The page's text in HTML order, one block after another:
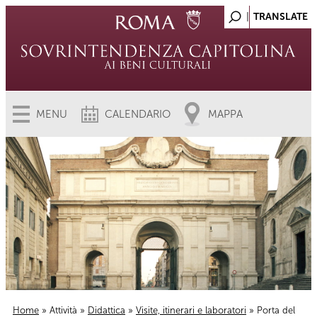
MENU CALENDARIO MAPPA
Home » Attività » Didattica » Visite, itinerari e laboratori » Porta del